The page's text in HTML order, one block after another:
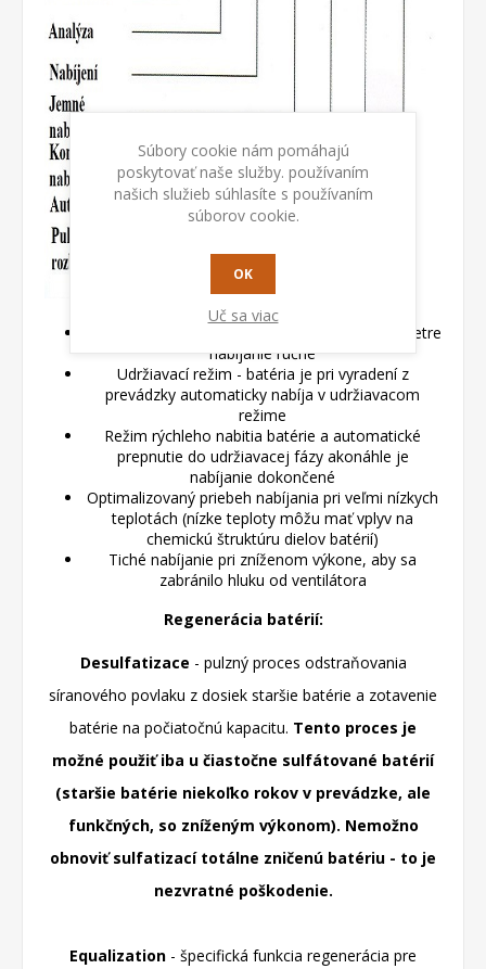
Manuálny režim kedy je možné nastaviť parametre
nabíjanie ručne
Udržiavací režim - batéria je pri vyradení z
prevádzky automaticky nabíja v udržiavacom
režime
Režim rýchleho nabitia batérie a automatické
prepnutie do udržiavacej fázy akonáhle je
nabíjanie dokončené
Optimalizovaný priebeh nabíjania pri veľmi nízkych
teplotách (nízke teploty môžu mať vplyv na
chemickú štruktúru dielov batérií)
Tiché nabíjanie pri zníženom výkone, aby sa
zabránilo hluku od ventilátora
Regenerácia batérií:
Desulfatizace - pulzný proces odstraňovania
síranového povlaku z dosiek staršie batérie a zotavenie
batérie na počiatočnú kapacitu. Tento proces je
možné použiť iba u čiastočne sulfátované batérií
(staršie batérie niekoľko rokov v prevádzke, ale
funkčných, so zníženým výkonom). Nemožno
obnoviť sulfatizací totálne zničenú batériu - to je
nezvratné poškodenie.
Equalization - špecifická funkcia regenerácia pre
Súbory cookie nám pomáhajú
poskytovať naše služby. používaním
našich služieb súhlasíte s používaním
súborov cookie.
OK
Uč sa viac